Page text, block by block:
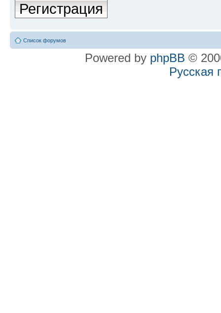
Регистрация
Список форумов
Powered by phpBB ©
Русская